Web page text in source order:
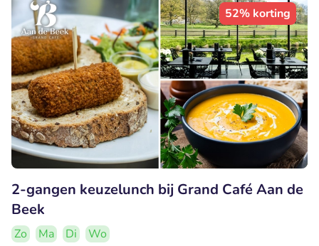
52% korting
2-gangen keuzelunch bij Grand Café Aan de
Beek
Zo Ma Di
Wo